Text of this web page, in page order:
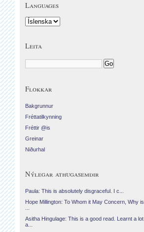
Languages
Leita
Flokkar
Bakgrunnur
Fréttatilkynning
Fréttir @is
Greinar
Niðurhal
Nýlegar athugasemdir
Paula: This is absolutely disgraceful. I c...
Hope Millington: To Whom it May Concern, Why is
Asitha Hingulage: This is a good read. Learnt a lot
a...